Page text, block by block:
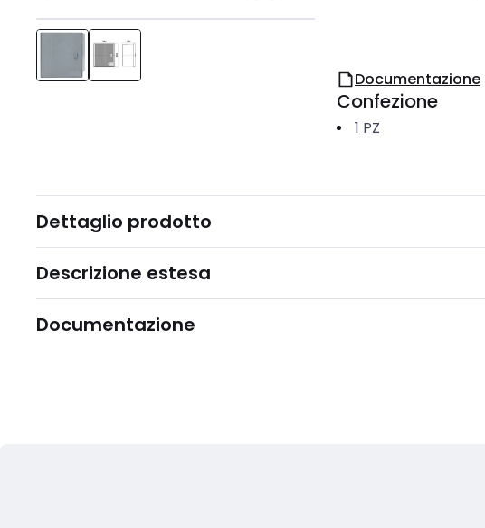
Documentazione
Confezione
1 PZ
Dettaglio prodotto
Descrizione estesa
Documentazione